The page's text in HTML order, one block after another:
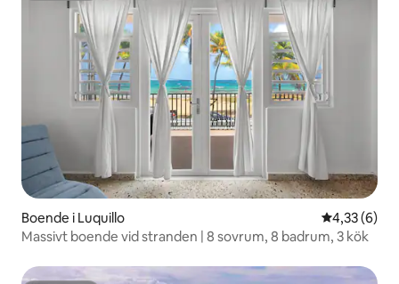
Boende i Luquillo 4,33 av 5 i
4,33 (6)
Massivt boende vid stranden | 8 sovrum, 8 badrum, 3 kök